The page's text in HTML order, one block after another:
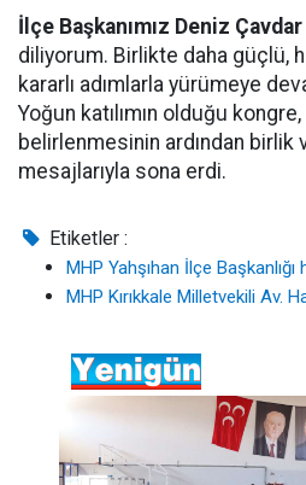
İlçe Başkanımız Deniz Çavdar
diliyorum. Birlikte daha güçlü,
kararlı adımlarla yürümeye
Yoğun katılımın olduğu
belirlenmesinin ardından birlik
mesajlarıyla sona erdi.
Etiketler :
MHP Yahşıhan İlçe Başkanlığı
MHP Kırıkkale Milletvekili Av.